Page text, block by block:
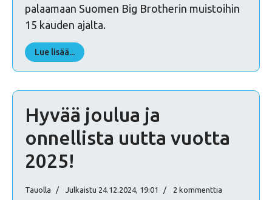
palaamaan Suomen Big Brotherin muistoihin
15 kauden ajalta.
Lue lisää...
Hyvää joulua ja
onnellista uutta vuotta
2025!
Tauolla Julkaistu 24.12.2024, 19:01 2 kommenttia